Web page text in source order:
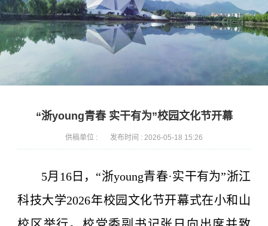
“浙young青春 实干有为”校园文化节开幕
供稿单位 : 发布时间 : 2026-05-18 15:26
5月16日，“浙young青春·实干有为”浙江
科技大学2026年校园文化节开幕式在小和山